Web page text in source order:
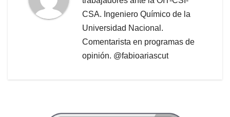
CSA. Ingeniero Químico de la
Universidad Nacional.
Comentarista en programas de
opinión. @fabioariascut